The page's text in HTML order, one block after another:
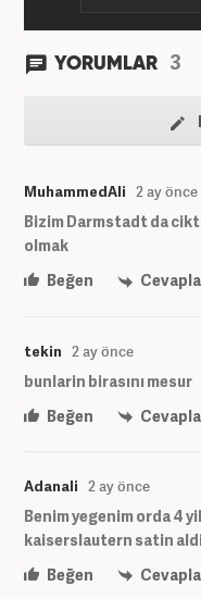
YORUMLAR 3
MuhammedAli 2 ay önce
Bizim Darmstadt da
olmak
Beğen
Cevapla
tekin 2 ay önce
bunlarin birasını mesur
Beğen
Cevapla
Adanali 2 ay önce
Benim yegenim orda 4
kaiserslautern satin
Beğen
Cevapla